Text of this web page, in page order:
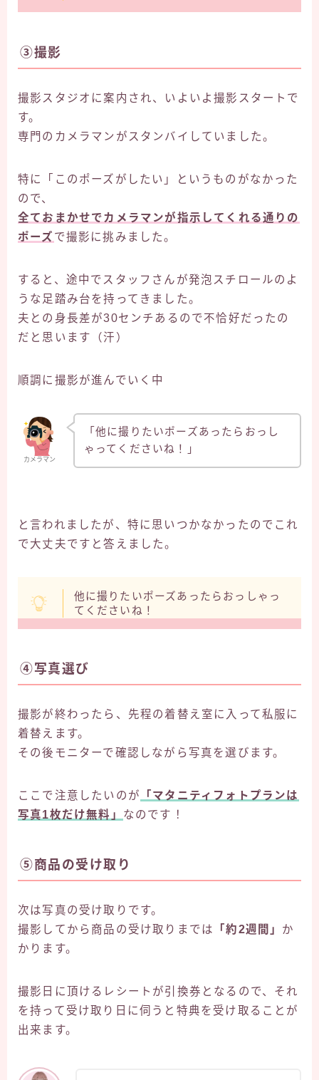
③撮影
撮影スタジオに案内され、いよいよ撮影スタートで
す。
専門のカメラマンがスタンバイしていました。
特に「このポーズがしたい」というものがなかった
ので、
全ておまかせでカメラマンが指示してくれる通りの
ポーズ で撮影に挑みました。
すると、途中でスタッフさんが発泡スチロールのよ
うな足踏み台を持ってきました。
夫との身長差が30センチあるので不恰好だったの
だと思います（汗）
順調に撮影が進んでいく中
カメラマン
「他に撮りたいポーズあったらおっし
ゃってくださいね！」
と言われましたが、特に思いつかなかったのでこれ
で大丈夫ですと答えました。
他に撮りたいポーズあったらおっしゃっ
てくださいね！
④写真選び
撮影が終わったら、先程の着替え室に入って私服に
着替えます。
その後モニターで確認しながら写真を選びます。
ここで注意したいのが
「マタニティフォトプランは
写真1枚だけ無料」 なのです！
⑤商品の受け取り
次は写真の受け取りです。
撮影してから商品の受け取りまでは
「約2週間」 か
かります。
撮影日に頂けるレシートが引換券となるので、それ
を持って受け取り日に伺うと特典を受け取ることが
出来ます。